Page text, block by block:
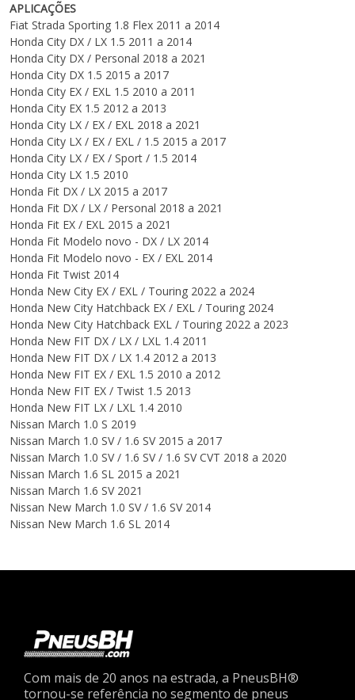
APLICAÇÕES
Fiat Strada Sporting 1.8 Flex 2011 a 2014
Honda City DX / LX 1.5 2011 a 2014
Honda City DX / Personal 2018 a 2021
Honda City DX 1.5 2015 a 2017
Honda City EX / EXL 1.5 2010 a 2011
Honda City EX 1.5 2012 a 2013
Honda City LX / EX / EXL 2018 a 2021
Honda City LX / EX / EXL / 1.5 2015 a 2017
Honda City LX / EX / Sport / 1.5 2014
Honda City LX 1.5 2010
Honda Fit DX / LX 2015 a 2017
Honda Fit DX / LX / Personal 2018 a 2021
Honda Fit EX / EXL 2015 a 2021
Honda Fit Modelo novo - DX / LX 2014
Honda Fit Modelo novo - EX / EXL 2014
Honda Fit Twist 2014
Honda New City EX / EXL / Touring 2022 a 2024
Honda New City Hatchback EX / EXL / Touring 2024
Honda New City Hatchback EXL / Touring 2022 a 2023
Honda New FIT DX / LX / LXL 1.4 2011
Honda New FIT DX / LX 1.4 2012 a 2013
Honda New FIT EX / EXL 1.5 2010 a 2012
Honda New FIT EX / Twist 1.5 2013
Honda New FIT LX / LXL 1.4 2010
Nissan March 1.0 S 2019
Nissan March 1.0 SV / 1.6 SV 2015 a 2017
Nissan March 1.0 SV / 1.6 SV / 1.6 SV CVT 2018 a 2020
Nissan March 1.6 SL 2015 a 2021
Nissan March 1.6 SV 2021
Nissan New March 1.0 SV / 1.6 SV 2014
Nissan New March 1.6 SL 2014
Com mais de 20 anos na estrada, a PneusBH®
tornou-se referência no segmento de pneus